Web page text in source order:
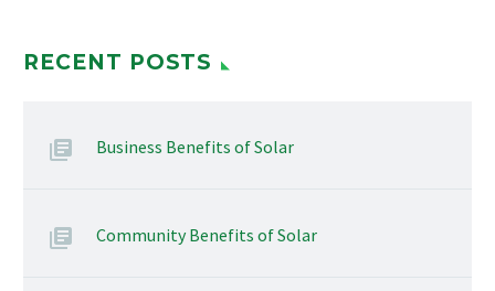
RECENT POSTS
Business Benefits of Solar
Community Benefits of Solar